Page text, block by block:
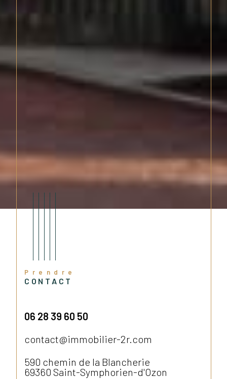
Prendre
CONTACT
06 28 39 60 50
contact@immobilier-2r.com
590 chemin de la Blancherie
69360
Saint-Symphorien-d'Ozon